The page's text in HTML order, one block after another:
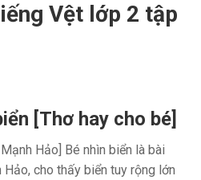
Vệt lớp 2 tập
[Thơ hay cho bé]
Hảo] Bé nhìn biển là bài
cho thấy biển tuy rộng lớn